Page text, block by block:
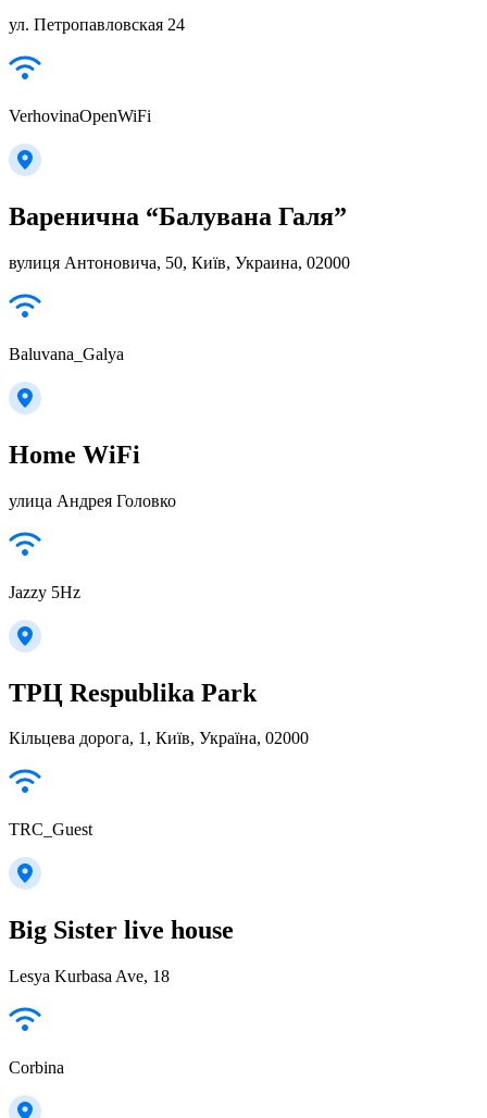
ул. Петропавловская 24
VerhovinaOpenWiFi
Варенична “Балувана Галя”
вулиця Антоновича, 50, Київ, Украина, 02000
Baluvana_Galya
Home WiFi
улица Андрея Головко
Jazzy 5Hz
ТРЦ Respublika Park
Кільцева дорога, 1, Київ, Україна, 02000
TRC_Guest
Big Sister live house
Lesya Kurbasa Ave, 18
Corbina